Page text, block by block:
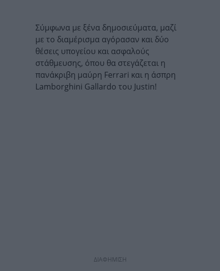
Σύμφωνα με ξένα δημοσιεύματα, μαζί
με το διαμέρισμα αγόρασαν και δύο
θέσεις υπογείου και ασφαλούς
στάθμευσης, όπου θα στεγάζεται η
πανάκριβη μαύρη Ferrari και η άσπρη
Lamborghini Gallardo του Justin!
ΔΙΑΦΗΜΙΣΗ